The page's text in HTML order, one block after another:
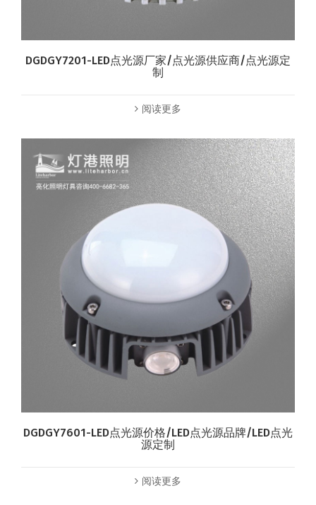
DGDGY7201-LED点光源厂家/点光源供应商/点光源定
制
阅读更多
DGDGY7601-LED点光源价格/LED点光源品牌/LED点光
源定制
阅读更多